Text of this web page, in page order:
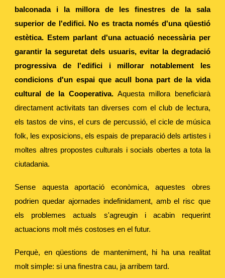
balconada i la millora de les finestres de la sala
superior de l'edifici. No es tracta només d'una qüestió
estètica. Estem parlant d'una actuació necessària per
garantir la seguretat dels usuaris, evitar la degradació
progressiva de l'edifici i millorar notablement les
condicions d'un espai que acull bona part de la vida
cultural de la Cooperativa. Aquesta millora beneficiarà
directament activitats tan diverses com el club de lectura,
els tastos de vins, el curs de percussió, el cicle de música
folk, les exposicions, els espais de preparació dels artistes i
moltes altres propostes culturals i socials obertes a tota la
ciutadania.
Sense aquesta aportació econòmica, aquestes obres
podrien quedar ajornades indefinidament, amb el risc que
els problemes actuals s'agreugin i acabin requerint
actuacions molt més costoses en el futur.
Perquè, en qüestions de manteniment, hi ha una realitat
molt simple: si una finestra cau, ja arribem tard.